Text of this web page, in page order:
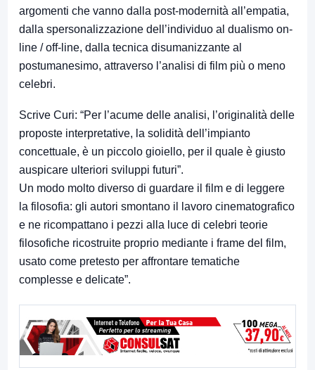
argomenti che vanno dalla post-modernità all’empatia,
dalla spersonalizzazione dell’individuo al dualismo on-
line / off-line, dalla tecnica disumanizzante al
postumanesimo, attraverso l’analisi di film più o meno
celebri.
Scrive Curi: “Per l’acume delle analisi, l’originalità delle
proposte interpretative, la solidità dell’impianto
concettuale, è un piccolo gioiello, per il quale è giusto
auspicare ulteriori sviluppi futuri”.
Un modo molto diverso di guardare il film e di leggere
la filosofia: gli autori smontano il lavoro cinematografico
e ne ricompattano i pezzi alla luce di celebri teorie
filosofiche ricostruite proprio mediante i frame del film,
usato come pretesto per affrontare tematiche
complesse e delicate”.